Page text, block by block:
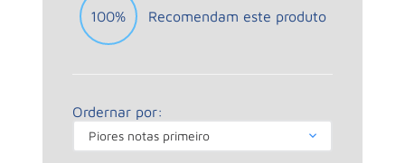
100% Recomendam este produto
Ordernar por:
Piores notas primeiro